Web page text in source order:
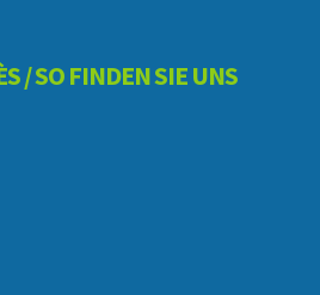
/ SO FINDEN SIE UNS